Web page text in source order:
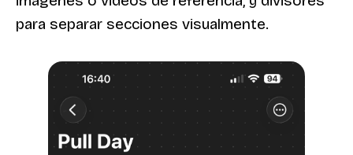
para separar secciones visualmente.